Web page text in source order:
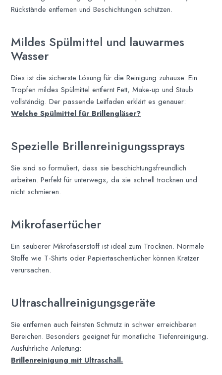
Rückstände entfernen und Beschichtungen schützen.
Mildes Spülmittel und lauwarmes
Wasser
Dies ist die sicherste Lösung für die Reinigung zuhause. Ein
Tropfen mildes Spülmittel entfernt Fett, Make-up und Staub
vollständig. Der passende Leitfaden erklärt es genauer:
Welche Spülmittel für Brillengläser?
Spezielle Brillenreinigungssprays
Sie sind so formuliert, dass sie beschichtungsfreundlich
arbeiten. Perfekt für unterwegs, da sie schnell trocknen und
nicht schmieren.
Mikrofasertücher
Ein sauberer Mikrofaserstoff ist ideal zum Trocknen. Normale
Stoffe wie T-Shirts oder Papiertaschentücher können Kratzer
verursachen.
Ultraschallreinigungsgeräte
Sie entfernen auch feinsten Schmutz in schwer erreichbaren
Bereichen. Besonders geeignet für monatliche Tiefenreinigung.
Ausführliche Anleitung:
Brillenreinigung mit Ultraschall.